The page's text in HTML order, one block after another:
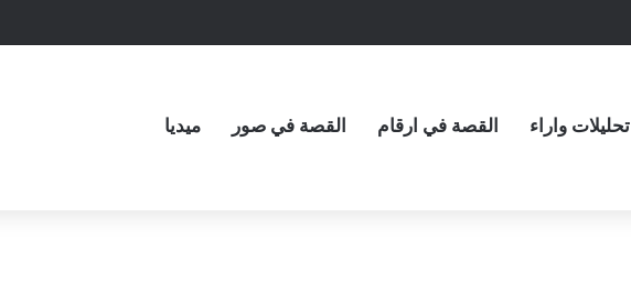
تحليلات واراء القصة في ارقام القصة في صور ميديا